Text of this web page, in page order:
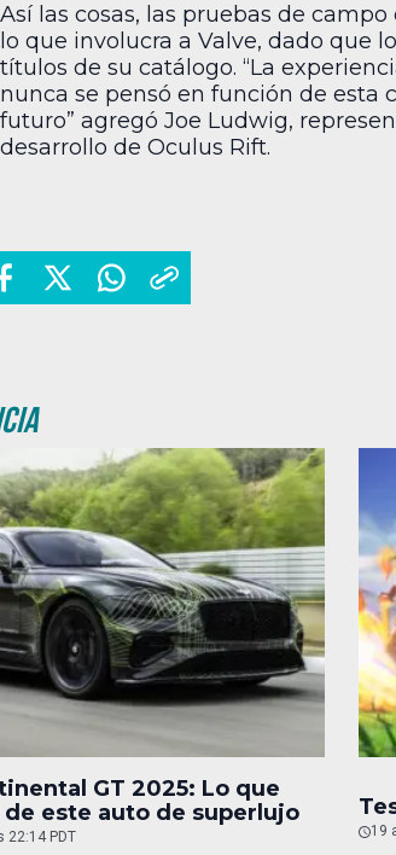
Así las cosas, las pruebas de
lo que involucra a Valve, dado que
títulos de su catálogo. “La
nunca se pensó en función de esta
futuro” agregó Joe Ludwig,
desarrollo de Oculus Rift.
GT 2025: Lo que
de este auto de superlujo
22:14 PDT 19